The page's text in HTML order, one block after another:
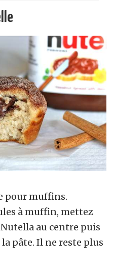
pour muffins.
à muffin, mettez
au centre puis
pâte. Il ne reste plus